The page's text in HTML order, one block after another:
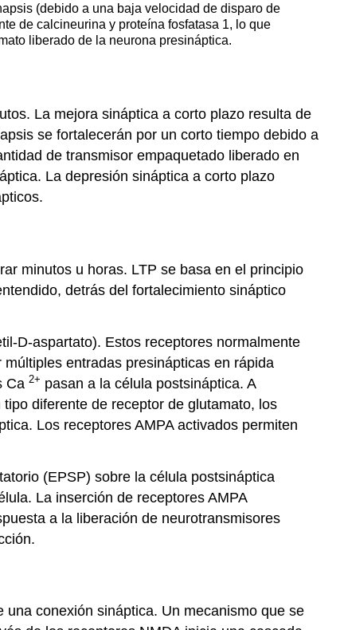
(debido a una baja velocidad de disparo de
de calcineurina y proteína fosfatasa 1, lo que
liberado de la neurona presináptica.
La mejora sináptica a corto plazo resulta de
se fortalecerán por un corto tiempo debido a
de transmisor empaquetado liberado en
La depresión sináptica a corto plazo
minutos u horas. LTP se basa en el principio
detrás del fortalecimiento sináptico
D-aspartato). Estos receptores normalmente
entradas presinápticas en rápida
Ca 2+ pasan a la célula postsináptica. A
diferente de receptor de glutamato, los
Los receptores AMPA activados permiten
(EPSP) sobre la célula postsináptica
La inserción de receptores AMPA
a la liberación de neurotransmisores
conexión sináptica. Un mecanismo que se